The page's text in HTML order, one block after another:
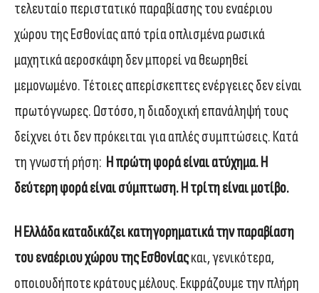
τελευταίο περιστατικό παραβίασης του εναέριου
χώρου της Εσθονίας από τρία οπλισμένα ρωσικά
μαχητικά αεροσκάφη δεν μπορεί να θεωρηθεί
μεμονωμένο. Τέτοιες απερίσκεπτες ενέργειες δεν είναι
πρωτόγνωρες. Ωστόσο, η διαδοχική επανάληψή τους
δείχνει ότι δεν πρόκειται για απλές συμπτώσεις. Κατά
τη γνωστή ρήση: Η πρώτη φορά είναι ατύχημα. Η
δεύτερη φορά είναι σύμπτωση. Η τρίτη είναι μοτίβο.
Η Ελλάδα καταδικάζει κατηγορηματικά την παραβίαση
του εναέριου χώρου της Εσθονίαςκαι, γενικότερα,
οποιουδήποτε κράτους μέλους. Εκφράζουμε την πλήρη